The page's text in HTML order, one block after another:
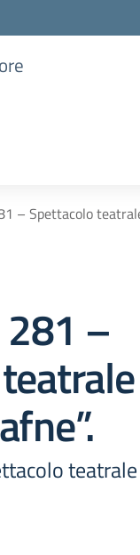
– Spettacolo
281 –